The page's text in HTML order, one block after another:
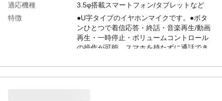
適応機種
3.5φ搭載スマートフォン/タブレットなど
特徴
●U字タイプのイヤホンマイクです。●ボタ
ンひとつで着信応答・終話・音楽再生/動画
再生・一時停止・ボリュームコントロール
の操作が可能。スマホを持たずに通話でき
でイージーフィット構造。